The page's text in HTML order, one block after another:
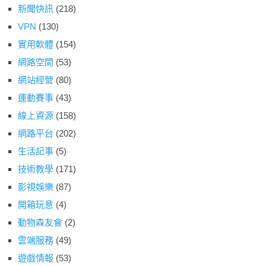
新聞快訊 (218)
VPN (130)
實用軟體 (154)
網路空間 (53)
網站經營 (80)
運動賽事 (43)
線上資源 (158)
網路平台 (202)
生活記事 (5)
技術教學 (171)
影視娛樂 (87)
開箱玩意 (4)
動物森友會 (2)
雲端服務 (49)
遊戲情報 (53)